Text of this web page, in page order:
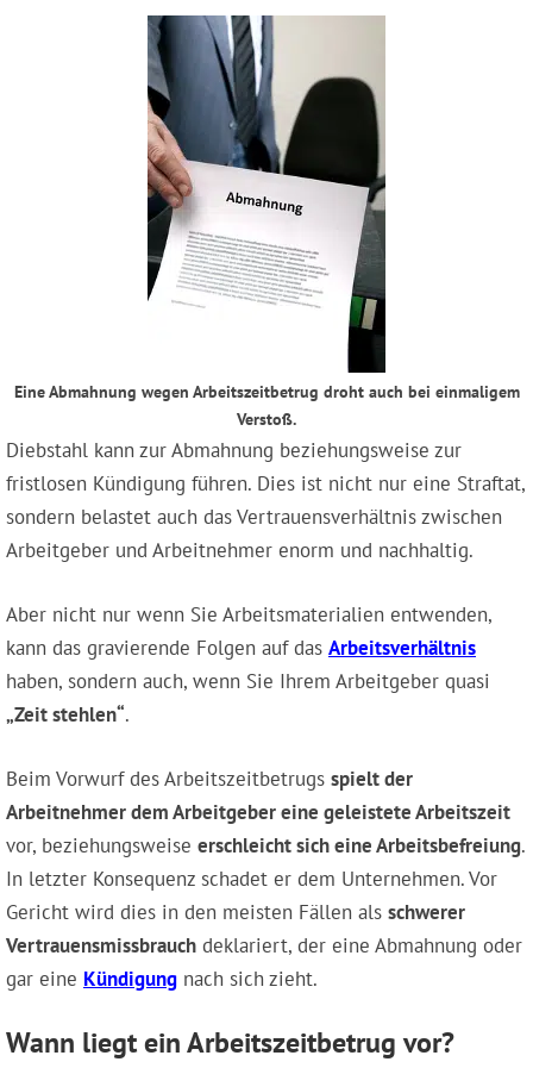
Eine Abmahnung wegen Arbeitszeitbetrug droht auch bei einmaligem
Verstoß.
Diebstahl kann zur Abmahnung beziehungsweise zur
fristlosen Kündigung führen. Dies ist nicht nur eine Straftat,
sondern belastet auch das Vertrauensverhältnis zwischen
Arbeitgeber und Arbeitnehmer enorm und nachhaltig.
Aber nicht nur wenn Sie Arbeitsmaterialien entwenden,
kann das gravierende Folgen auf das Arbeitsverhältnis
haben, sondern auch, wenn Sie Ihrem Arbeitgeber quasi
„Zeit stehlen“.
Beim Vorwurf des Arbeitszeitbetrugs spielt der
Arbeitnehmer dem Arbeitgeber eine geleistete Arbeitszeit
vor, beziehungsweise erschleicht sich eine Arbeitsbefreiung.
In letzter Konsequenz schadet er dem Unternehmen. Vor
Gericht wird dies in den meisten Fällen als schwerer
Vertrauensmissbrauch deklariert, der eine Abmahnung oder
gar eine Kündigung nach sich zieht.
Wann liegt ein Arbeitszeitbetrug vor?